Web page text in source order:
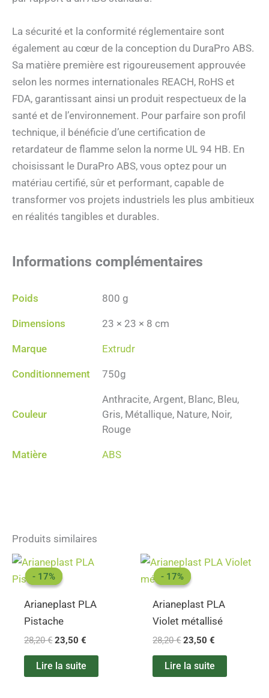
La sécurité et la conformité réglementaire sont
également au cœur de la conception du DuraPro ABS.
Sa matière première est rigoureusement approuvée
selon les normes internationales REACH, RoHS et
FDA, garantissant ainsi un produit respectueux de la
santé et de l’environnement. Pour parfaire son profil
technique, il bénéficie d’une certification de
retardateur de flamme selon la norme UL 94 HB. En
choisissant le DuraPro ABS, vous optez pour un
matériau certifié, sûr et performant, capable de
transformer vos projets industriels les plus ambitieux
en réalités tangibles et durables.
Informations complémentaires
Poids 800 g
Dimensions 23 × 23 × 8 cm
Marque Extrudr
Conditionnement 750g
Couleur
Anthracite, Argent, Blanc, Bleu,
Gris, Métallique, Nature, Noir,
Rouge
Matière ABS
Produits similaires
- 17%
- 17%
Arianeplast PLA
Pistache
28,20€
Le
prix
initial
28,20 €.
23,50€
Le
23,50 €.
Lire la suite
- 17%
- 17%
Arianeplast PLA
Violet métallisé
28,20€
Le
prix
initial
28,20 €.
23,50€
Le
23,50 €.
Lire la suite